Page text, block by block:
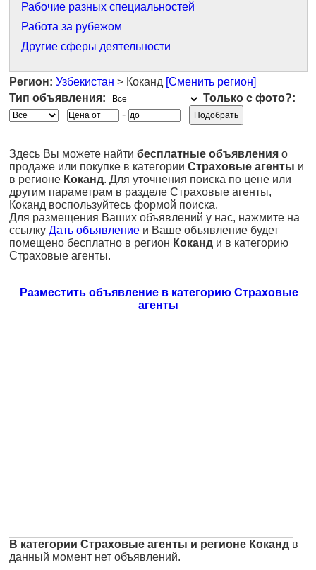
Рабочие разных специальностей
Работа за рубежом
Другие сферы деятельности
Регион: Узбекистан > Коканд [Сменить регион]
Тип объявления:
Только с фото?:
-
Здесь Вы можете найти бесплатные объявления о
продаже или покупке в категории Страховые агенты и
в регионе Коканд. Для уточнения поиска по цене или
другим параметрам в разделе Страховые агенты,
Коканд воспользуйтесь формой поиска.
Для размещения Ваших объявлений у нас, нажмите на
ссылку Дать объявление и Ваше объявление будет
помещено бесплатно в регион Коканд и в категорию
Страховые агенты.
Разместить объявление в категорию Страховые
агенты
В категории Страховые агенты и регионе Коканд в
данный момент нет объявлений.